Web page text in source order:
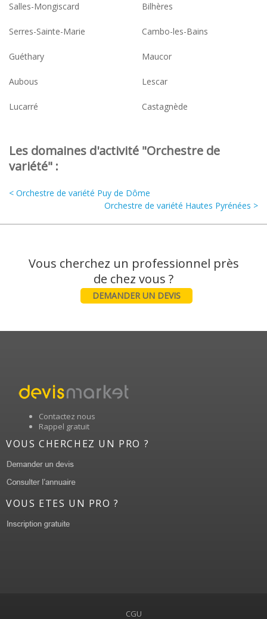
Salles-Mongiscard Bilhères
Serres-Sainte-Marie Cambo-les-Bains
Guéthary Maucor
Aubous Lescar
Lucarré Castagnède
Les domaines d'activité "Orchestre de
variété" :
< Orchestre de variété Puy de Dôme
Orchestre de variété Hautes Pyrénées >
Vous cherchez un professionnel près
DEMANDER UN DEVIS
Contactez nous
Rappel gratuit
VOUS CHERCHEZ UN PRO ?
VOUS ETES UN PRO ?
CGU